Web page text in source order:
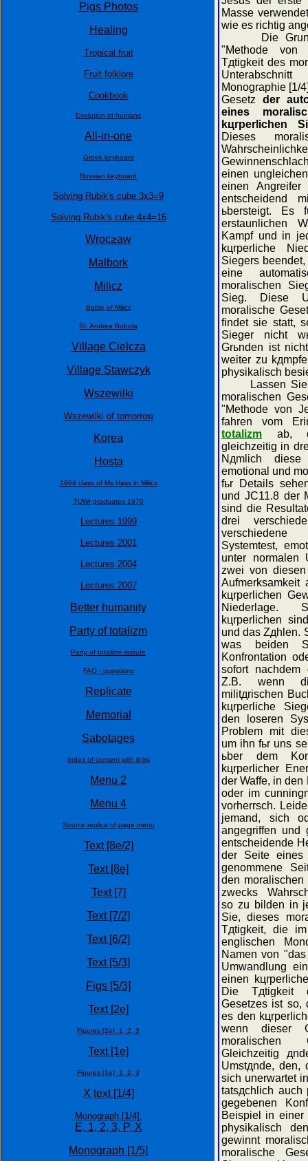
Pigs Photos
Healing
Tropical fruit
Fruit folklore
Cookbook
Evolution of humans
All-in-one
Greek keyboard
Russian keyboard
Solving Rubik's cube 3x3=9
Solving Rubik's cube 4x4=16
Wroc≥aw
Malbork
Milicz
Battle of Milicz
St. Andrea Bobola
Village Cielcza
Village Stawczyk
Wszewilki
Wszewilki of tomorrow
Korea
Hosta
1964 class of Ms Hass in Milicz
TUWr graduates 1970
Lectures 1999
Lectures 2001
Lectures 2004
Lectures 2007
Better humanity
Party of totalizm
Party of totalizm statute
FAQ - questions
Replicate
Memorial
Sabotages
Index of content with links
Menu 2
Menu 4
Source replica of page menu
Text [8e/2]
Text [8e]
Text [7]
Text [7/2]
Text [6/2]
Text [5/3]
Figs [5/3]
Text [2e]
Figures [2e]: 1, 2, 3
Text [1e]
Figures [1e]: 1, 2, 3
X text [1/4]
Monograph [1/4]:
E, 1, 2, 3, P, X
Monograph [1/5]
Masse
wie es richtig
Die
"Methode
Tдtigkeit des
Monographie [1/
Gesetz der
eines
kцrperlichen
Dieses
einen
einen
entscheidend
ьbersteigt. Es
erstaunlichen
Kampf und in
kцrperliche
Siegers
eine
moralischen
Sieg. Diese
moralische
findet sie statt,
Sieger nicht
Grьnden ist
weiter zu
physikalisch
Lassen Sie
moralischen
"Methode von
fahren vom
totalizm ab,
gleichzeitig in
Nдmlich
emotional und
fьr Details
und JC11.8 der
sind die
drei
Systemtest,
unter normalen
zwei von
kцrperlichen
Niederlage.
kцrperlichen
und das Zдhlen.
was beiden
Konfrontation
sofort nachdem
Z.B. wenn
militдrischen
kцrperliche
den loseren
Problem mit
um ihn fьr uns
ьber dem
kцrperlicher
der Waffe, in
oder im
vorherrsch.
jemand, sich
angegriffen und
entscheidende
der Seite eines
genommene
den moralischen
zwecks
so zu bilden in
Sie, dieses
Tдtigkeit, die
englischen
Namen von
Umwandlung
einen
Die Tдtigkeit
Gesetzes ist so,
es den
wenn dieser
moralischen
Gleichzeitig
Umstдnde, den,
sich unerwartet
tatsдchlich auch
gegebenen
Beispiel in einer
physikalisch
gewinnt
moralische